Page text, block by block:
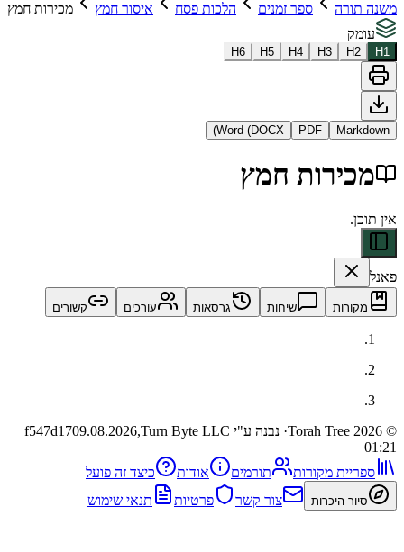
ספר זמנים הלכות פסח איסור חמץ
מכירות חמץ
H3
H4
H5
H6
PDF
Word (DOCX)
חמץ
שיחות גרסאות עורכים קשורים
· נבנה ע"י Turn Byte LLC f547d1709.08.2026,
מקורות תורמים אודות כיצד זה פועל
היכרות צור קשר פרטיות תנאי שימוש